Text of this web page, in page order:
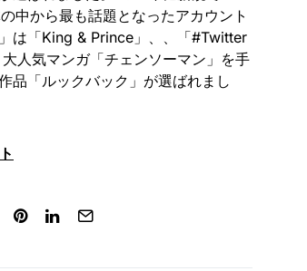
中から最も話題となったアカウント
は「King & Prince」、、「#Twitter
人気マンガ「チェンソーマン」を手
品「ルックバック」が選ばれまし